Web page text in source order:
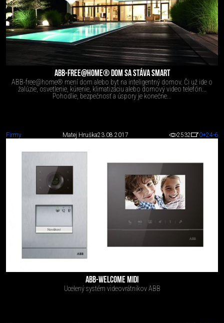
ABB-FREE@HOME® DOM SA STÁVA SMART
ABB-free@home® mení dom alebo byt na inteligentný domov. Či už ide o
žalúzie, osvetlenie, kúrenie, klimatizáciu alebo domový video telefón...
Pohodlie, bezpečnosť a úspory je konečne...
Firmy Matej Hruška23.08.2017 2532 0+24-6
ABB-WELCOME MIDI
Ucelený systém videovrátnikov ABB